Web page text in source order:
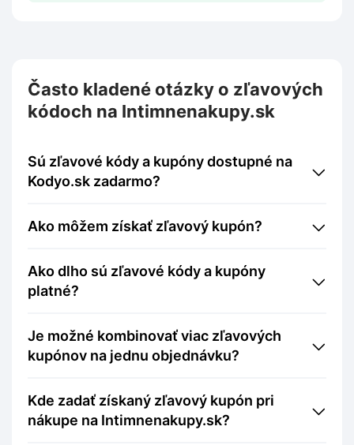
Často kladené otázky o zľavových
kódoch na Intimnenakupy.sk
Sú zľavové kódy a kupóny dostupné na
Kodyo.sk zadarmo?
Ako môžem získať zľavový kupón?
Ako dlho sú zľavové kódy a kupóny
platné?
Je možné kombinovať viac zľavových
kupónov na jednu objednávku?
Kde zadať získaný zľavový kupón pri
nákupe na Intimnenakupy.sk?